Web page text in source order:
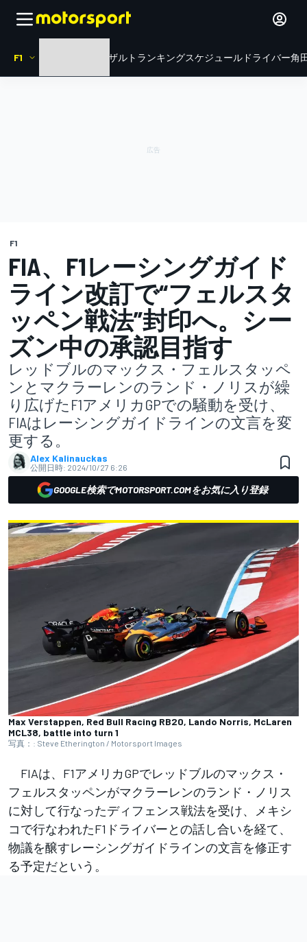
F1 リザルト ランキングスケジュール ドライバー角
F1
FIA、F1レーシングガイド
ライン改訂で“フェルスタ
ッペン戦法”封印へ。シー
ズン中の承認目指す
レッドブルのマックス・フェルスタッペ
ンとマクラーレンのランド・ノリスが繰
り広げたF1アメリカGPでの騒動を受け、
FIAはレーシングガイドラインの文言を変
更する。
Alex Kalinauckas
公開日時: 2024/10/27 6:26
GOOGLE検索でMOTORSPORT.COMをお気に入り登録
Max Verstappen, Red Bull Racing RB20, Lando Norris, McLaren
MCL38, battle into turn 1
写真：: Steve Etherington / Motorsport Images
FIAは、F1アメリカGPでレッドブルのマックス・
フェルスタッペンがマクラーレンのランド・ノリス
に対して行なったディフェンス戦法を受け、メキシ
コで行なわれたF1ドライバーとの話し合いを経て、
物議を醸すレーシングガイドラインの文言を修正す
る予定だという。